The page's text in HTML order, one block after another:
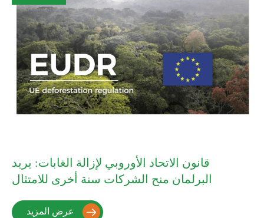
قانون الاتحاد الأوروبي لإزالة الغابات: يريد
البرلمان منح الشركات سنة أخرى للامتثال
